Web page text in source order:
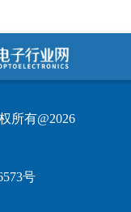
所有@2026
号